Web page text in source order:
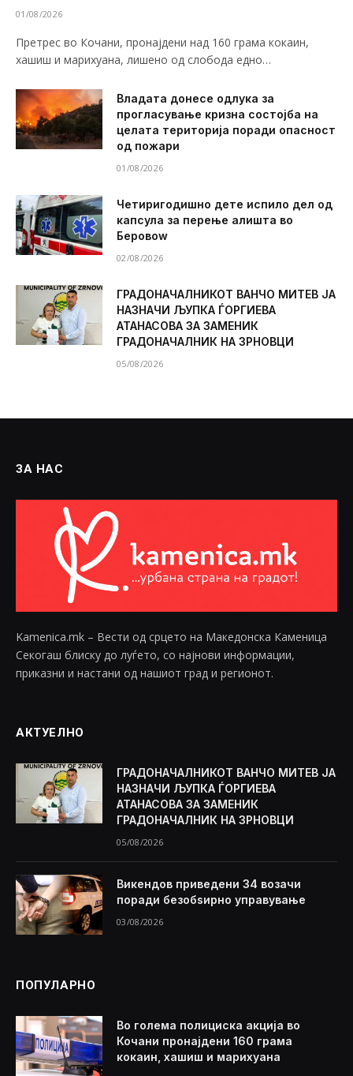
01/08/2026
Претрес во Кочани, пронајдени над 160 грама кокаин,
хашиш и марихуана, лишено од слобода едно…
Владата донесе одлука за
прогласување кризна состојба на
целата територија поради опасност
од пожари
01/08/2026
Четиригодишно дете испило дел од
капсула за перење алишта во
Беровоw
02/08/2026
ГРАДОНАЧАЛНИКОТ ВАНЧО МИТЕВ ЈА
НАЗНАЧИ ЉУПКА ЃОРГИЕВА
АТАНАСОВА ЗА ЗАМЕНИК
ГРАДОНАЧАЛНИК НА ЗРНОВЦИ
05/08/2026
ЗА НАС
Kamenica.mk – Вести од срцето на Македонска Каменица
Секогаш блиску до луѓето, со најнови информации,
приказни и настани од нашиот град и регионот.
АКТУЕЛНО
ГРАДОНАЧАЛНИКОТ ВАНЧО МИТЕВ ЈА
НАЗНАЧИ ЉУПКА ЃОРГИЕВА
АТАНАСОВА ЗА ЗАМЕНИК
ГРАДОНАЧАЛНИК НА ЗРНОВЦИ
05/08/2026
Викендов приведени 34 возачи
поради безобѕирно управување
03/08/2026
ПОПУЛАРНО
Во голема полициска акција во
Кочани пронајдени 160 грама
кокаин, хашиш и марихуана